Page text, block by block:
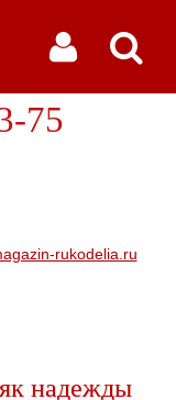
75
rukodelia.ru
надежды